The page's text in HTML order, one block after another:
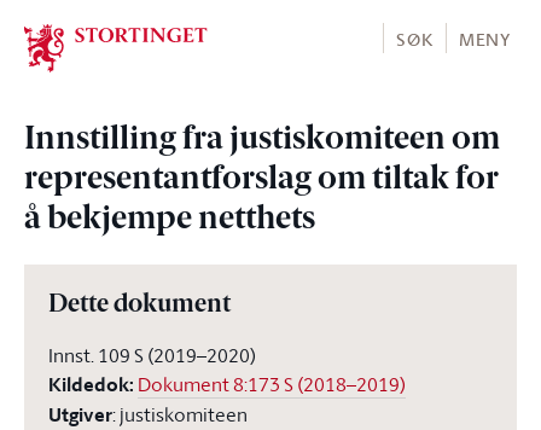
Stortinget.no
SØK MENY
Innstilling fra justiskomiteen om
representantforslag om tiltak for
å bekjempe netthets
Dette dokument
Innst. 109 S (2019–2020)
Kildedok: Dokument 8:173 S (2018–2019)
Utgiver:justiskomiteen